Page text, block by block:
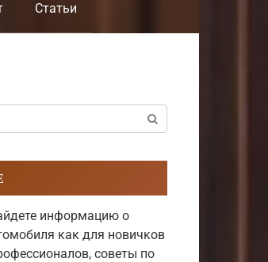
Статьи
информацию о
как для новичков
советы по